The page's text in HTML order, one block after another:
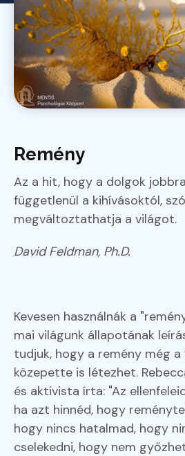
Remény
Az a hit, hogy a dolgok
függetlenül a kihívásoktól,
megváltoztathatja a világot.
David Feldman, Ph.D.
Kevesen használnák a
mai világunk állapotának
tudjuk, hogy a remény még a
közepette is létezhet.
és aktivista írta: "Az
ha azt hinnéd, hogy
hogy nincs hatalmad, hogy
cselekedni, hogy nem